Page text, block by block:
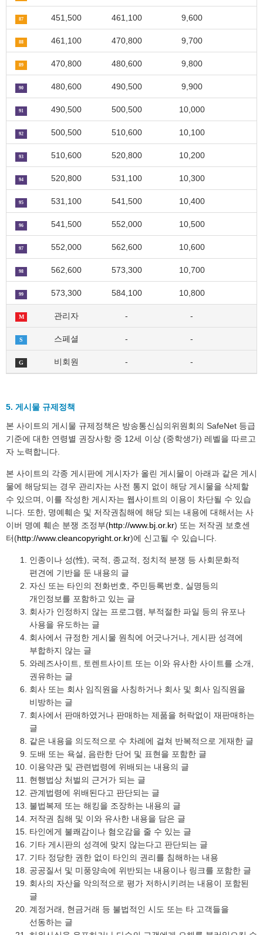
87 451,500 461,100 9,600
88 461,100 470,800 9,700
89 470,800 480,600 9,800
90 480,600 490,500 9,900
91 490,500 500,500 10,000
92 500,500 510,600 10,100
93 510,600 520,800 10,200
94 520,800 531,100 10,300
95 531,100 541,500 10,400
96 541,500 552,000 10,500
97 552,000 562,600 10,600
98 562,600 573,300 10,700
99 573,300 584,100 10,800
M 관리자 - -
S 스페셜 - -
G 비회원 - -
5. 게시물 규제정책
본 사이트의 게시물 규제정책은 방송통신심의위원회의 SafeNet 등급
기준에 대한 연령별 권장사항 중 12세 이상 (중학생가) 레벨을 따르고
자 노력합니다.
본 사이트의 각종 게시판에 게시자가 올린 게시물이 아래과 같은 게시
물에 해당되는 경우 관리자는 사전 통지 없이 해당 게시물을 삭제할
수 있으며, 이를 작성한 게시자는 웹사이트의 이용이 차단될 수 있습
니다. 또한, 명예훼손 및 저작권침해에 해당 되는 내용에 대해서는 사
이버 명예 훼손 분쟁 조정부(http://www.bj.or.kr) 또는 저작권 보호센
터(http://www.cleancopyright.or.kr)에 신고될 수 있습니다.
인종이나 성(性), 국적, 종교적, 정치적 분쟁 등 사회문화적
편견에 기반을 둔 내용의 글
자신 또는 타인의 전화번호, 주민등록번호, 실명등의
개인정보를 포함하고 있는 글
회사가 인정하지 않는 프로그램, 부적절한 파일 등의 유포나
사용을 유도하는 글
회사에서 규정한 게시물 원칙에 어긋나거나, 게시판 성격에
부합하지 않는 글
와레즈사이트, 토렌트사이트 또는 이와 유사한 사이트를 소개,
권유하는 글
회사 또는 회사 임직원을 사칭하거나 회사 및 회사 임직원을
비방하는 글
회사에서 판매하였거나 판매하는 제품을 허락없이 재판매하는
글
같은 내용을 의도적으로 수 차례에 걸쳐 반복적으로 게재한 글
도배 또는 욕설, 음란한 단어 및 표현을 포함한 글
이용약관 및 관련법령에 위배되는 내용의 글
현행법상 처벌의 근거가 되는 글
관계법령에 위배된다고 판단되는 글
불법복제 또는 해킹을 조장하는 내용의 글
저작권 침해 및 이와 유사한 내용을 담은 글
타인에게 불쾌감이나 혐오감을 줄 수 있는 글
기타 게시판의 성격에 맞지 않는다고 판단되는 글
기타 정당한 권한 없이 타인의 권리를 침해하는 내용
공공질서 및 미풍양속에 위반되는 내용이나 링크를 포함한 글
회사의 자산을 악의적으로 평가 저하시키려는 내용이 포함된
글
계정거래, 현금거래 등 불법적인 시도 또는 타 고객들을
선동하는 글